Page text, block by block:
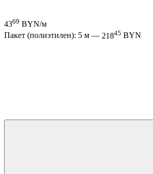
4369 BYN/м
Пакет (полиэтилен): 5 м — 21845 BYN